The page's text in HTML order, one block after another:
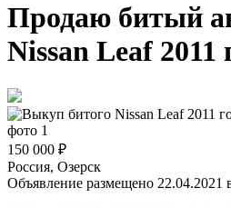
Продаю битый
Nissan Leaf 2011
150 000 ₽
Россия, Озерск
Объявление размещено 22.04.2021